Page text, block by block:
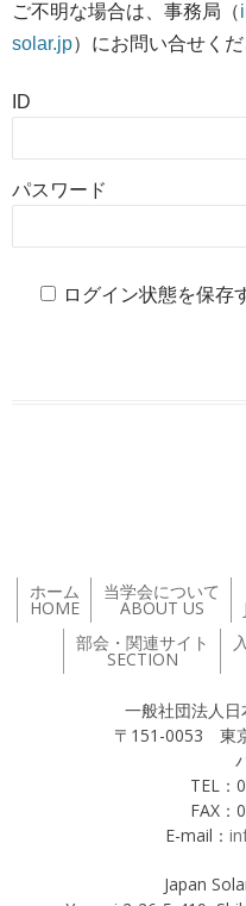
ご不明な場合は、事務局（
solar.jp）にお問い合せくだ
ID
パスワード
ログイン状態を保存
ホーム
HOME
当学会について
ABOUT US
部会・関連サイト
SECTION
一般社団法人
〒151-0053 東
バロール
TEL：
FAX：
E-mail：
Japan